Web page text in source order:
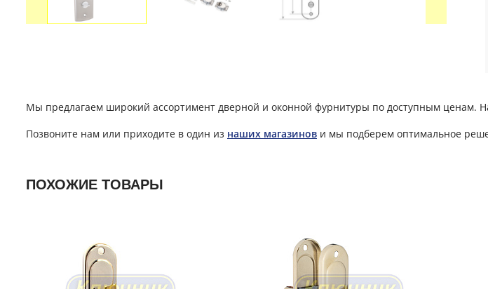
Мы предлагаем широкий ассортимент дверной и оконной фурнитуры по доступным ценам.
Позвоните нам или приходите в один из наших магазинов и мы подберем оптимальное
ПОХОЖИЕ ТОВАРЫ